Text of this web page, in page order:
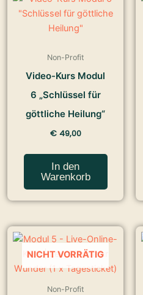
Non-Profit
Video-Kurs Modul
6 „Schlüssel für
göttliche Heilung“
€49,00
In den
Warenkorb
NICHT VORRÄTIG
Non-Profit